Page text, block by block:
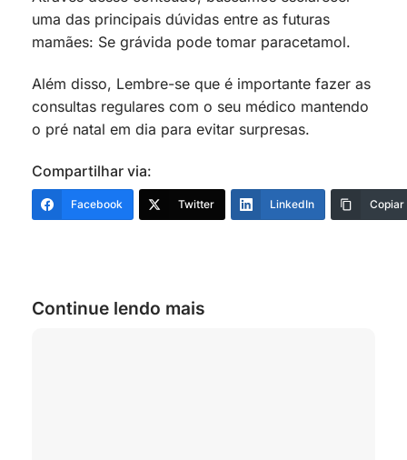
uma das principais dúvidas entre as futuras
mamães: Se grávida pode tomar paracetamol.
Além disso, Lembre-se que é importante fazer as
consultas regulares com o seu médico mantendo
o pré natal em dia para evitar surpresas.
Compartilhar via:
Facebook Twitter LinkedIn Copiar
Continue lendo mais